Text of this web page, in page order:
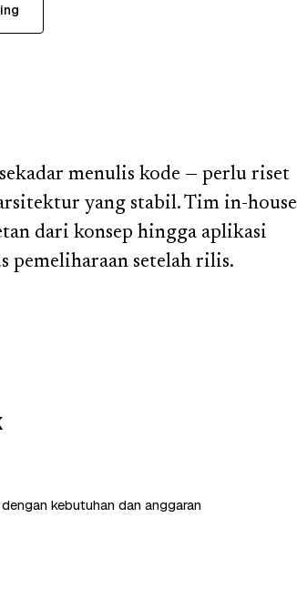
menulis kode — perlu riset
yang stabil. Tim in-house
dari konsep hingga aplikasi
pemeliharaan setelah rilis.
kebutuhan dan anggaran